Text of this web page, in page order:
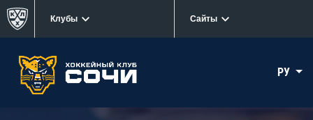
Клубы Сайты
РУ